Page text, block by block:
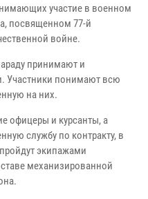
участие в военном
посвященном 77-й
войне.
принимают и
Участники понимают всю
на них.
офицеры и курсанты, а
службу по контракту, в
экипажами
механизированной